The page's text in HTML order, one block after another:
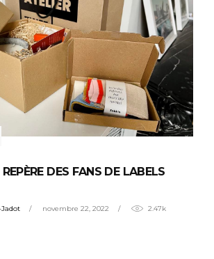
DES FANS DE LABELS
novembre 22, 2022 2.47k